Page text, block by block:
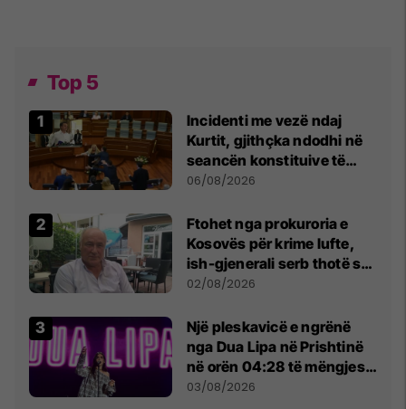
Top 5
Incidenti me vezë ndaj
Kurtit, gjithçka ndodhi në
seancën konstituive të
Kuvendit
06/08/2026
Ftohet nga prokuroria e
Kosovës për krime lufte,
ish-gjenerali serb thotë se
dikush e tradhtoi në
02/08/2026
Një pleskavicë e ngrënë
nga Dua Lipa në Prishtinë
në orën 04:28 të mëngjesit
- dhe bota digjitale serbe
03/08/2026